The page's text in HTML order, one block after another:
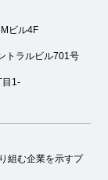
ビル4F
トラルビル701号
目1-
組む企業を示すプ